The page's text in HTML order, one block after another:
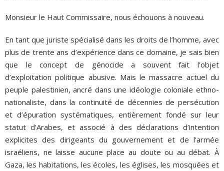
Monsieur le Haut Commissaire, nous échouons à nouveau.
En tant que juriste spécialisé dans les droits de l’homme, avec
plus de trente ans d’expérience dans ce domaine, je sais bien
que le concept de génocide a souvent fait l’objet
d’exploitation politique abusive. Mais le massacre actuel du
peuple palestinien, ancré dans une idéologie coloniale ethno-
nationaliste, dans la continuité de décennies de persécution
et d’épuration systématiques, entièrement fondé sur leur
statut d’Arabes, et associé à des déclarations d’intention
explicites des dirigeants du gouvernement et de l’armée
israéliens, ne laisse aucune place au doute ou au débat. À
Gaza, les habitations, les écoles, les églises, les mosquées et